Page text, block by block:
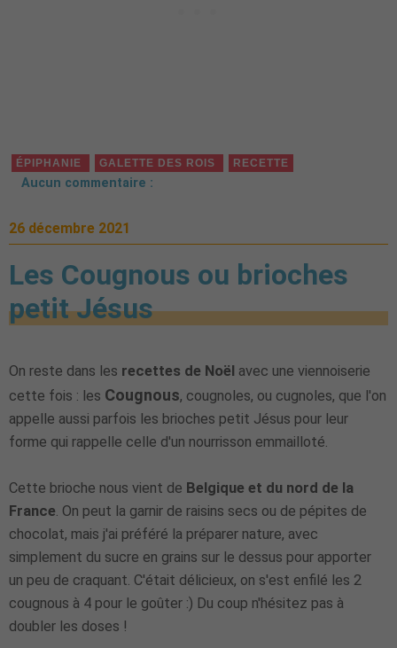
ÉPIPHANIE GALETTE DES ROIS RECETTE
Aucun commentaire :
26 décembre 2021
Les Cougnous ou brioches
petit Jésus
On reste dans les recettes de Noël avec une viennoiserie
cette fois : les Cougnous, cougnoles, ou cugnoles, que l'on
appelle aussi parfois les brioches petit Jésus pour leur
forme qui rappelle celle d'un nourrisson emmailloté.
Cette brioche nous vient de Belgique et du nord de la
France. On peut la garnir de raisins secs ou de pépites de
chocolat, mais j'ai préféré la préparer nature, avec
simplement du sucre en grains sur le dessus pour apporter
un peu de craquant. C'était délicieux, on s'est enfilé les 2
cougnous à 4 pour le goûter :) Du coup n'hésitez pas à
doubler les doses !